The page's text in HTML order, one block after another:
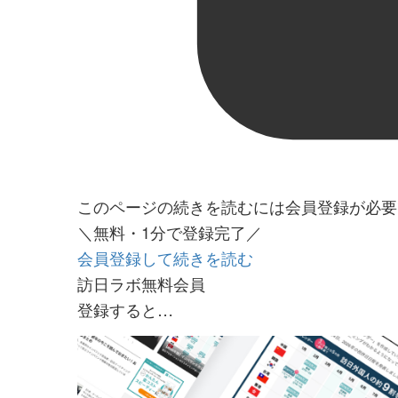
このページの続きを読むには会員登録が必
＼無料・1分で登録完了／
会員登録して続きを読む
訪日ラボ無料会員
登録すると…